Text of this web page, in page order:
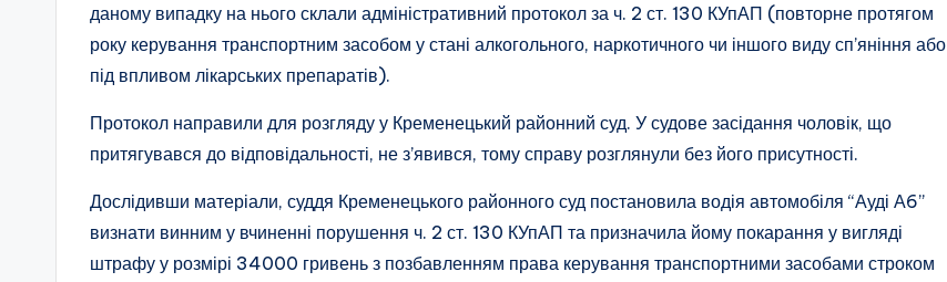
даному випадку на нього склали адміністративний протокол за ч. 2 ст. 130 КУпАП (повторне протягом
року керування транспортним засобом у стані алкогольного, наркотичного чи іншого виду сп’яніння або
під впливом лікарських препаратів).
Протокол направили для розгляду у Кременецький районний суд. У судове засідання чоловік, що
притягувався до відповідальності, не з’явився, тому справу розглянули без його присутності.
Дослідивши матеріали, суддя Кременецького районного суд постановила водія автомобіля “Ауді А6”
визнати винним у вчиненні порушення ч. 2 ст. 130 КУпАП та призначила йому покарання у вигляді
штрафу у розмірі 34000 гривень з позбавленням права керування транспортними засобами строком